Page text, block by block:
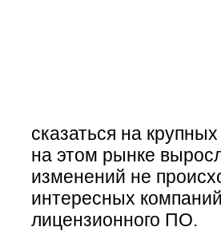
сказаться на
на этом рынке
изменений не
интересных
лицензионного ПО.